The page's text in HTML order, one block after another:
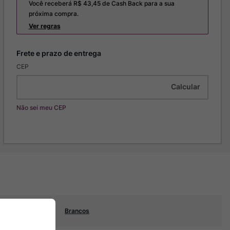
Você receberá R$ 43,45de Cash Back para a sua
próxima compra.
Ver regras
CEP
Não sei meu CEP
Brancos